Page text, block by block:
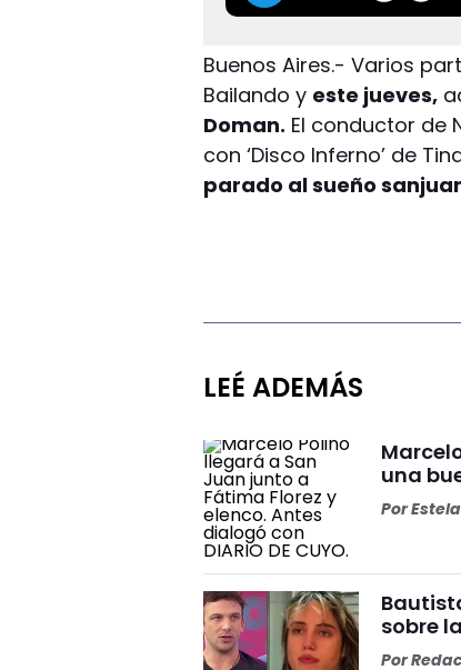
Buenos Aires.- Varios
Bailando y este jueves,
Doman. El conductor de
con ‘Disco Inferno’ de
parado al sueño
LEÉ ADEMÁS
una
Por
sobre
Por